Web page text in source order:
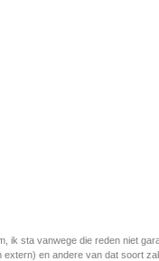
ik sta vanwege die reden niet
extern) en andere van dat soort